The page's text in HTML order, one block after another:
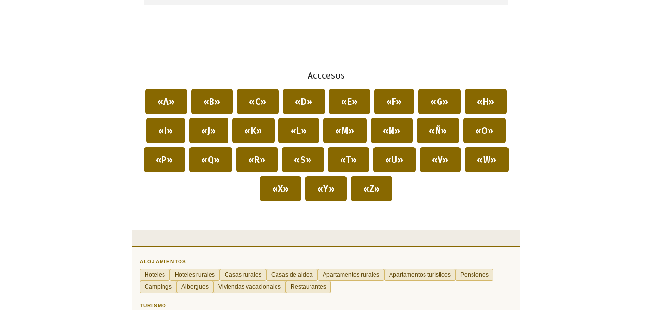
Acccesos
«A» «B» «C» «D» «E» «F» «G» «H»
«I» «J» «K» «L» «M» «N» «Ñ» «O»
«P» «Q» «R» «S» «T» «U» «V» «W»
«X» «Y» «Z»